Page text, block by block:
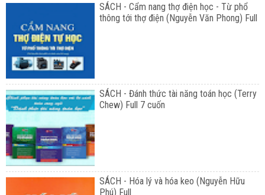
SÁCH - Cẩm nang thợ điện học - Từ phổ
thông tới thợ điện (Nguyễn Văn Phong) Full
SÁCH - Đánh thức tài năng toán học (Terry
Chew) Full 7 cuốn
SÁCH - Hóa lý và hóa keo (Nguyễn Hữu
Phú) Full